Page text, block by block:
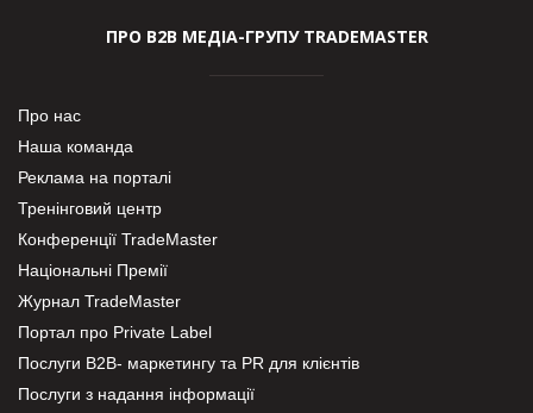
ПРО В2В МЕДІА-ГРУПУ TRADEMASTER
Про нас
Наша команда
Реклама на порталі
Тренінговий центр
Конференції TradeMaster
Національні Премії
Журнал TradeMaster
Портал про Private Label
Послуги В2В- маркетингу та PR для клієнтів
Послуги з надання інформації